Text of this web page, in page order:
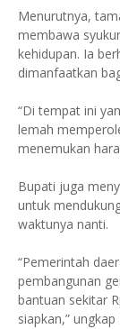
Menurutnya,
membawa
kehidupan. Ia
dimanfaatkan
“Di tempat ini
lemah
menemukan
Bupati juga
untuk
waktunya nanti.
“Pemerintah
pembangunan
bantuan sekitar
siapkan,”